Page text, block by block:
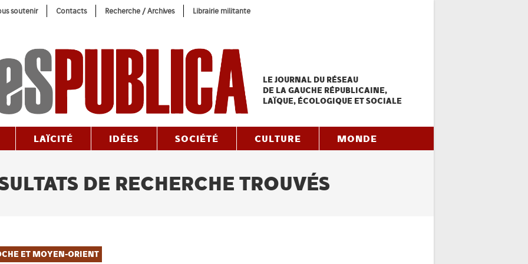
soutenir Contacts Recherche / Archives Librairie militante
LE JOURNAL DU RÉSEAU
DE LA GAUCHE RÉPUBLICAINE,
LAÏQUE, ÉCOLOGIQUE ET SOCIALE
LAÏCITÉ IDÉES SOCIÉTÉ CULTURE MONDE
DE RECHERCHE TROUVÉS
ET MOYEN-ORIENT